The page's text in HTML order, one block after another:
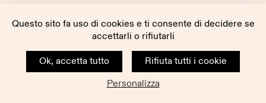
Questo sito fa uso di cookies e ti consente di decidere se
accettarli o rifiutarli
Ok, accetta tutto
Rifiuta tutti i cookie
Personalizza